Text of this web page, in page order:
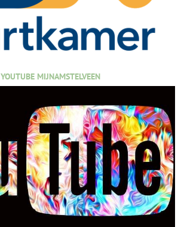
YOUTUBE MIJNAMSTELVEEN